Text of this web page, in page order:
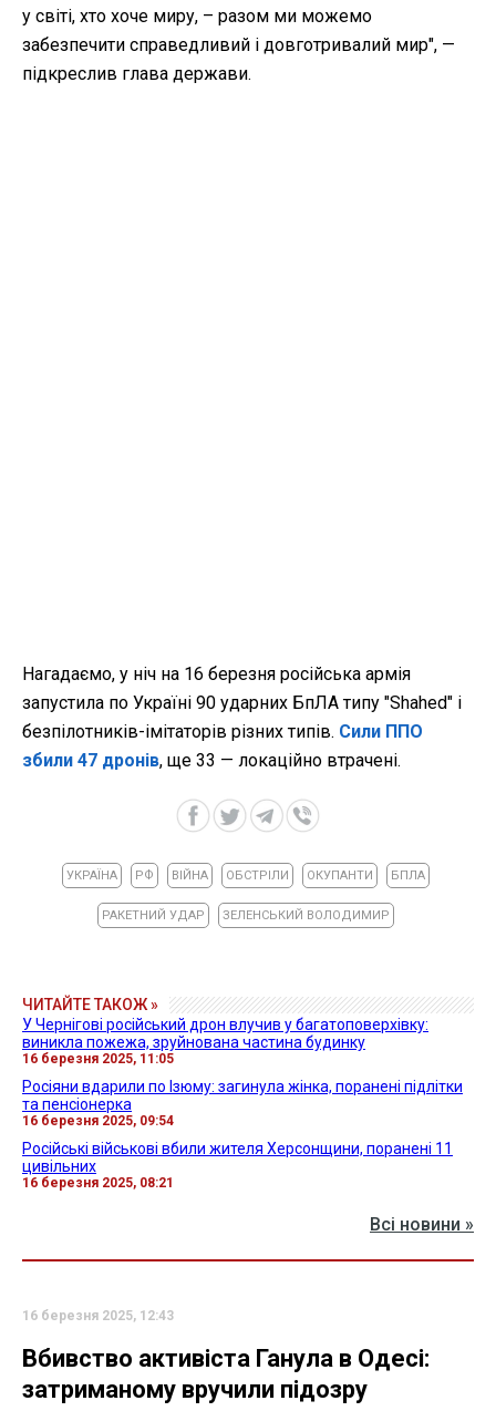
у світі, хто хоче миру, – разом ми можемо
забезпечити справедливий і довготривалий мир", —
підкреслив глава держави.
Нагадаємо, у ніч на 16 березня російська армія
запустила по Україні 90 ударних БпЛА типу "Shahed" і
безпілотників-імітаторів різних типів. Сили ППО
збили 47 дронів, ще 33 — локаційно втрачені.
УКРАЇНА РФ ВІЙНА ОБСТРІЛИ ОКУПАНТИ БПЛА
РАКЕТНИЙ УДАР ЗЕЛЕНСЬКИЙ ВОЛОДИМИР
ЧИТАЙТЕ ТАКОЖ »
У Чернігові російський дрон влучив у багатоповерхівку:
виникла пожежа, зруйнована частина будинку
16 березня 2025, 11:05
Росіяни вдарили по Ізюму: загинула жінка, поранені підлітки
та пенсіонерка
16 березня 2025, 09:54
Російські військові вбили жителя Херсонщини, поранені 11
цивільних
16 березня 2025, 08:21
Всі новини »
16 березня 2025, 12:43
Вбивство активіста Ганула в Одесі:
затриманому вручили підозру